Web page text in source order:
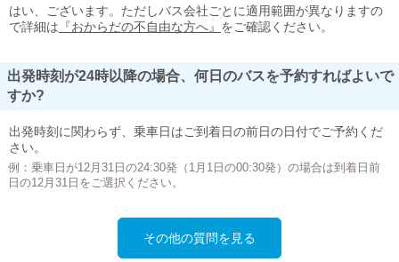
はい、ございます。ただしバス会社ごとに適用範囲が異なりますの
で詳細は 『おからだの不自由な方へ』 をご確認ください。
出発時刻が24時以降の場合、何日のバスを予約すればよいで
すか?
出発時刻に関わらず、乗車日はご到着日の前日の日付でご予約くだ
さい。
例：乗車日が12月31日の24:30発（1月1日の00:30発）の場合は到着日前
日の12月31日をご選択ください。
その他の質問を見る